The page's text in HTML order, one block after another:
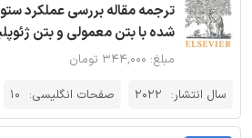
ترجمه مقاله بررسی عملکرد
شده با بتن معمولی و بتن
مبلغ: ۳۴۴,۰۰۰ تومان
سال انتشار: 2022 صفحات انگلیسی: 10